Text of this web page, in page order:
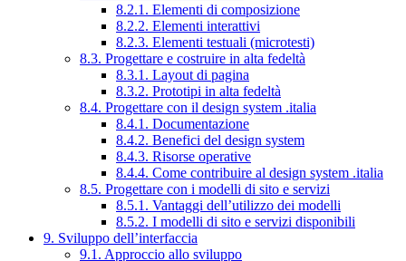
8.2.1. Elementi di composizione
8.2.2. Elementi interattivi
8.2.3. Elementi testuali (microtesti)
8.3. Progettare e costruire in alta fedeltà
8.3.1. Layout di pagina
8.3.2. Prototipi in alta fedeltà
8.4. Progettare con il design system .italia
8.4.1. Documentazione
8.4.2. Benefici del design system
8.4.3. Risorse operative
8.4.4. Come contribuire al design system .italia
8.5. Progettare con i modelli di sito e servizi
8.5.1. Vantaggi dell’utilizzo dei modelli
8.5.2. I modelli di sito e servizi disponibili
9. Sviluppo dell’interfaccia
9.1. Approccio allo sviluppo